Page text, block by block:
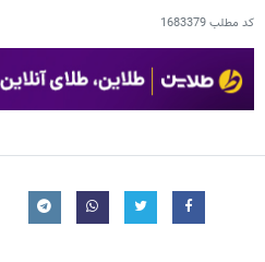
کد مطلب1683379